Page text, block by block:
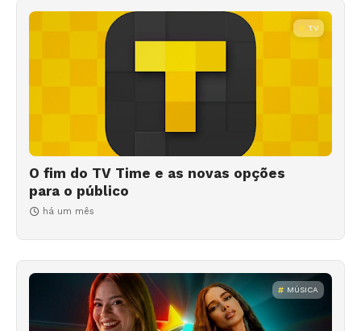
TV
O fim do TV Time e as novas opções
para o público
há um mês
MÚSICA